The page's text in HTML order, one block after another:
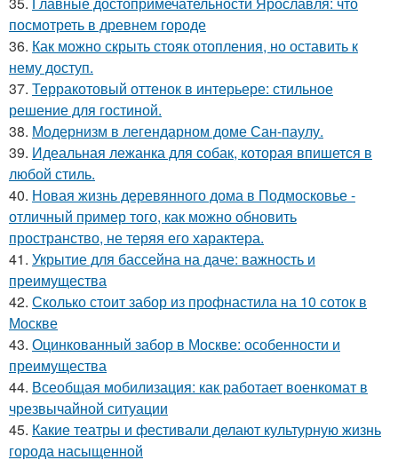
посмотреть в древнем городе
36. Как можно скрыть стояк отопления, но оставить к
нему доступ.
37. Терракотовый оттенок в интерьере: стильное
решение для гостиной.
38. Модернизм в легендарном доме Сан-паулу.
39. Идеальная лежанка для собак, которая впишется в
любой стиль.
40. Новая жизнь деревянного дома в Подмосковье -
отличный пример того, как можно обновить
пространство, не теряя его характера.
41. Укрытие для бассейна на даче: важность и
преимущества
42. Сколько стоит забор из профнастила на 10 соток в
Москве
43. Оцинкованный забор в Москве: особенности и
преимущества
44. Всеобщая мобилизация: как работает военкомат в
чрезвычайной ситуации
45. Какие театры и фестивали делают культурную жизнь
города насыщенной